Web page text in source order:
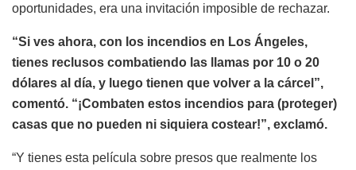
oportunidades, era una invitación imposible de rechazar.
“Si ves ahora, con los incendios en Los Ángeles,
tienes reclusos combatiendo las llamas por 10 o 20
dólares al día, y luego tienen que volver a la cárcel”,
comentó. “¡Combaten estos incendios para (proteger)
casas que no pueden ni siquiera costear!”, exclamó.
“Y tienes esta película sobre presos que realmente los